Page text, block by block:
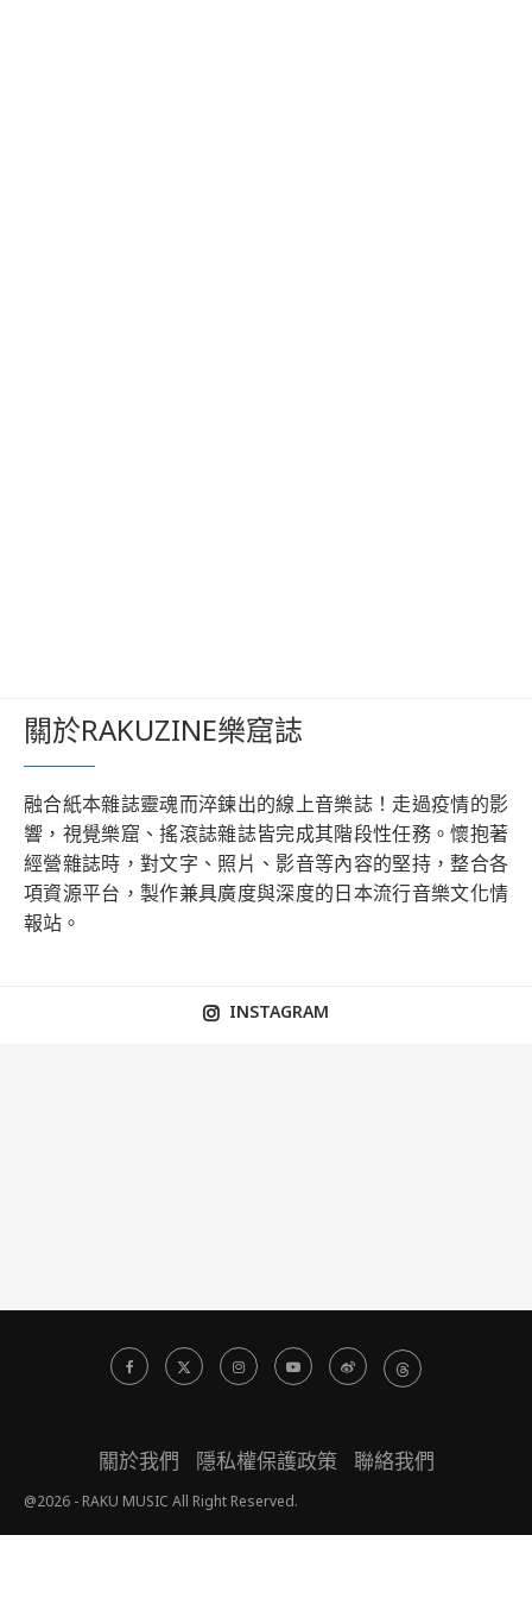
關於RAKUZINE樂窟誌
融合紙本雜誌靈魂而淬鍊出的線上音樂誌！走過疫情的影
響，視覺樂窟、搖滾誌雜誌皆完成其階段性任務。懷抱著
經營雜誌時，對文字、照片、影音等內容的堅持，整合各
項資源平台，製作兼具廣度與深度的日本流行音樂文化情
報站。
INSTAGRAM
關於我們 隱私權保護政策 聯絡我們
@2026 - RAKU MUSIC All Right Reserved.